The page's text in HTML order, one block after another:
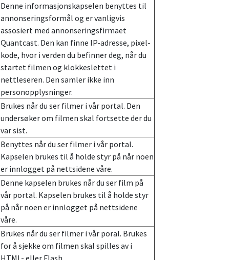
Denne informasjonskapselen benyttes til
annonseringsformål og er vanligvis
assosiert med annonseringsfirmaet
Quantcast. Den kan finne IP-adresse, pixel-
kode, hvor i verden du befinner deg, når du
startet filmen og klokkeslettet i
nettleseren. Den samler ikke inn
personopplysninger.
Brukes når du ser filmer i vår portal. Den
undersøker om filmen skal fortsette der du
var sist.
Benyttes når du ser filmer i vår portal.
Kapselen brukes til å holde styr på når noen
er innlogget på nettsidene våre.
Denne kapselen brukes når du ser film på
vår portal. Kapselen brukes til å holde styr
på når noen er innlogget på nettsidene
våre.
Brukes når du ser filmer i vår poral. Brukes
for å sjekke om filmen skal spilles av i
HTML- eller Flash.